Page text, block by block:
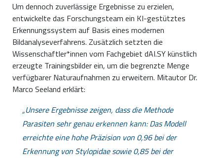
Um dennoch zuverlässige Ergebnisse zu erzielen,
entwickelte das Forschungsteam ein KI-gestütztes
Erkennungssystem auf Basis eines modernen
Bildanalyseverfahrens. Zusätzlich setzten die
Wissenschaftler*innen vom Fachgebiet dAI.SY künstlich
erzeugte Trainingsbilder ein, um die begrenzte Menge
verfügbarer Naturaufnahmen zu erweitern. Mitautor Dr.
Marco Seeland erklärt:
Unsere Ergebnisse zeigen, dass die Methode
Parasiten sehr genau erkennen kann: Das Modell
erreichte eine hohe Präzision von 0,96 bei der
Erkennung von Stylopidae sowie 0,85 bei der